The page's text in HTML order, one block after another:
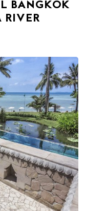
BANGKOK
RIVER